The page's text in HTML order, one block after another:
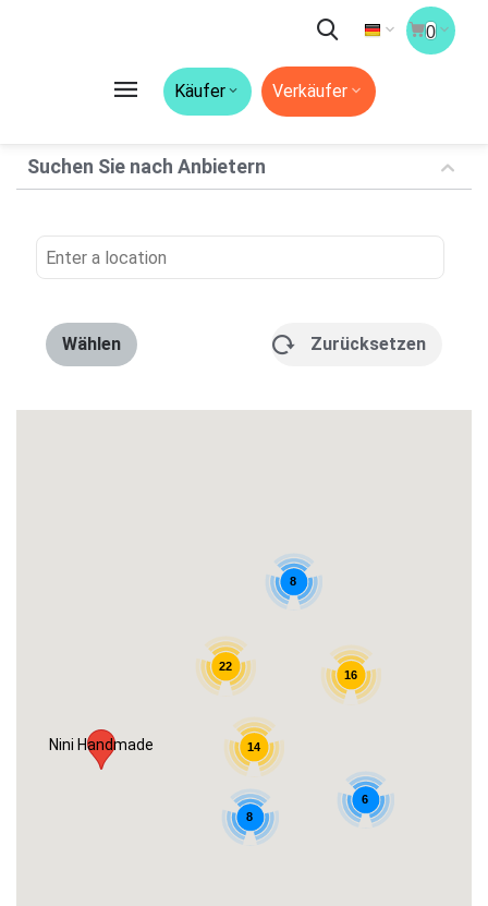
0
Käufer Verkäufer
Suchen Sie nach Anbietern
Wählen Zurücksetzen
Nini Handmade
22
8
6
16
14
8